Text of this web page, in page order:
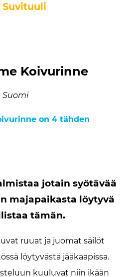
Suvituuli
Koivurinne
Suomi
on 4 tähden
jotain syötävää
majapaikasta löytyvä
tämän.
ruuat ja juomat säilöt
löytyvästä jääkaapissa.
kuuluvat niin ikään